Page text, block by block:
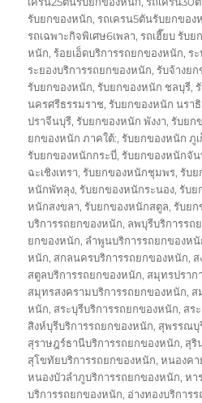
รับยกของหนัก,รถเครน5ตันรับยกของ
รถเฉพาะกิจพิเศษ6เพลา,รถเฮี๊ยบ รับย
หนัก,ร้อยเอ็ดบริการรถยกของหนัก,ร
ระยองบริการรถยกของหนัก,รับจ้างย
รับยกของหนัก,รับยกของหนัก ชลบุรี,
นครศรีธรรมราช,รับยกของหนัก นรา
ปราจีนบุรี,รับยกของหนัก พังงา,รับยก
ยกของหนัก ภาคใต้:,รับยกของหนัก ภู
รับยกของหนักกระบี่,รับยกของหนักจั
ฉะเชิงเทรา,รับยกของหนักชุมพร,รับ
หนักพัทลุง,รับยกของหนักระนอง,รับย
หนักสงขลา,รับยกของหนักสตูล,รับย
บริการรถยกของหนัก, ลพบุรีบริการรถ
ยกของหนัก, ลำพูนบริการรถยกของหนั
หนัก, สกลนครบริการรถยกของหนัก, ส
สตูลบริการรถยกของหนัก, สมุทรปราก
สมุทรสงครามบริการรถยกของหนัก, ส
หนัก, สระบุรีบริการรถยกของหนัก, สร
สิงห์บุรีบริการรถยกของหนัก, สุพรรณบุ
สุราษฎร์ธานีบริการรถยกของหนัก, สุริ
สุโขทัยบริการรถยกของหนัก,หนองคา
หนองบัวลำภูบริการรถยกของหนัก,หา
บริการรถยกของหนัก, อ่างทองบริการ